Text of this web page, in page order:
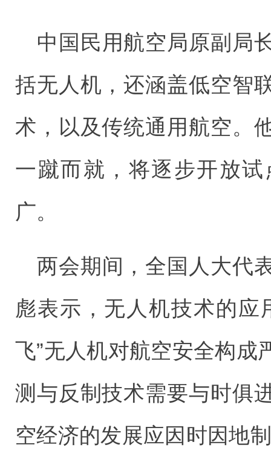
中国民用航空局原副局
括无人机，还涵盖低空智
术，以及传统通用航空。
一蹴而就，将逐步开放
广。
两会期间，全国人大代
彪表示，无人机技术的应
飞”无人机对航空安全构成
测与反制技术需要与时俱
空经济的发展应因时因地